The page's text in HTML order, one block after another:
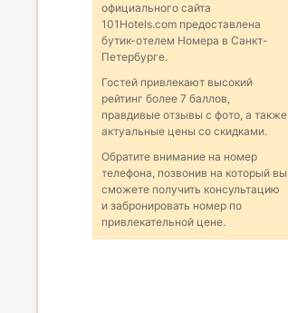
официального сайта
101Hotels.com предоставлена
бутик-отелем Номера в Санкт-
Петербурге.
Гостей привлекают высокий
рейтинг более 7 баллов,
правдивые отзывы с фото, а также
актуальные цены со скидками.
Обратите внимание на номер
телефона, позвонив на который вы
сможете получить консультацию
и забронировать номер по
привлекательной цене.